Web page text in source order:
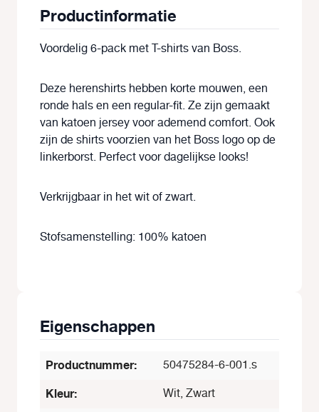
Productinformatie
Voordelig 6-pack met T-shirts van Boss.
Deze herenshirts hebben korte mouwen, een
ronde hals en een regular-fit. Ze zijn gemaakt
van katoen jersey voor ademend comfort. Ook
zijn de shirts voorzien van het Boss logo op de
linkerborst. Perfect voor dagelijkse looks!
Verkrijgbaar in het wit of zwart.
Stofsamenstelling: 100% katoen
Eigenschappen
Productnummer: 50475284-6-001.s
Kleur: Wit, Zwart